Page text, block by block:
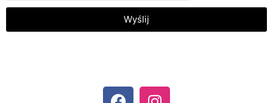
Wyślij